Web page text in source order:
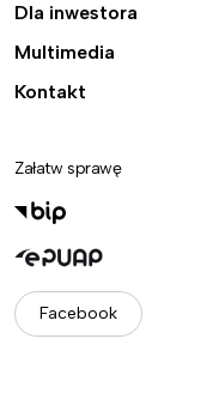
Dla inwestora
Multimedia
Kontakt
Załatw sprawę
Facebook